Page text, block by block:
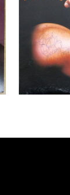
Ajouter au
panier